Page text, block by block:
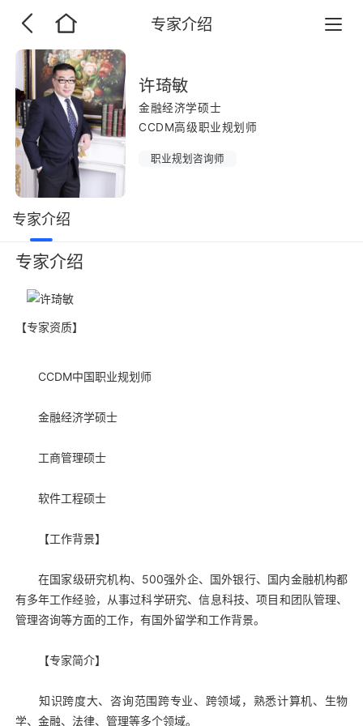
专家介绍
许琦敏
金融经济学硕士
CCDM高级职业规划师
职业规划咨询师
专家介绍
专家介绍
【专家资质】
CCDM中国职业规划师
金融经济学硕士
工商管理硕士
软件工程硕士
【工作背景】
在国家级研究机构、500强外企、国外银行、国内金融机构都
有多年工作经验，从事过科学研究、信息科技、项目和团队管理、
管理咨询等方面的工作，有国外留学和工作背景。
【专家简介】
知识跨度大、咨询范围跨专业、跨领域，熟悉计算机、生物
学、金融、法律、管理等多个领域。